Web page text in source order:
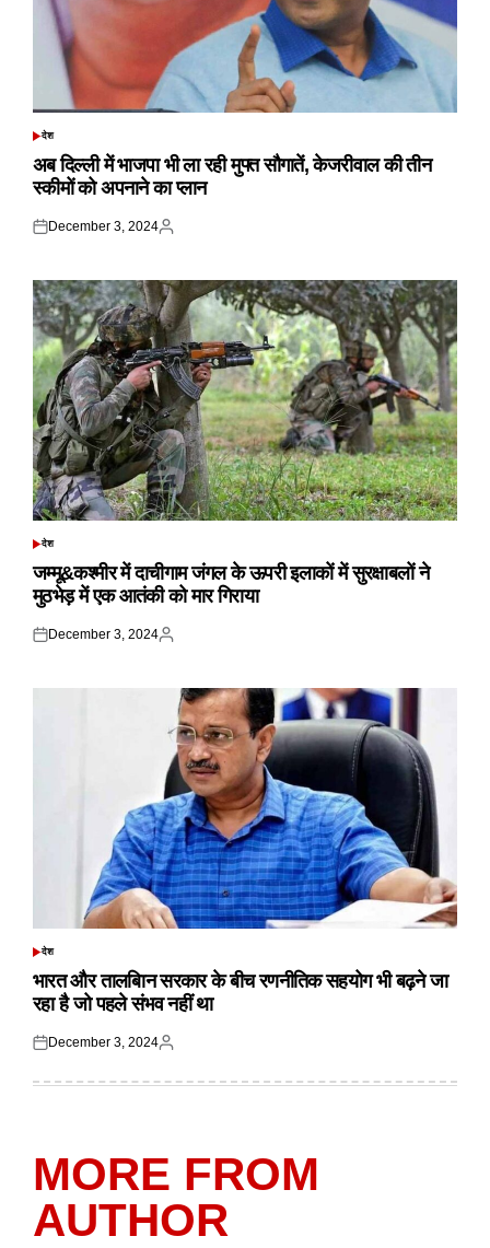
POSTED
देश
अब दिल्ली में भाजपा भी ला रही मुफ्त सौगातें, केजरीवाल की तीन
स्कीमों को अपनाने का प्लान
Posted
December 3, 2024
Posted
POSTED
देश
जम्मू&कश्मीर में दाचीगाम जंगल के ऊपरी इलाकों में सुरक्षाबलों ने
मुठभेड़ में एक आतंकी को मार गिराया
Posted
December 3, 2024
Posted
POSTED
देश
भारत और तालबिान सरकार के बीच रणनीतिक सहयोग भी बढ़ने जा
रहा है जो पहले संभव नहीं था
Posted
December 3, 2024
Posted
MORE FROM
AUTHOR